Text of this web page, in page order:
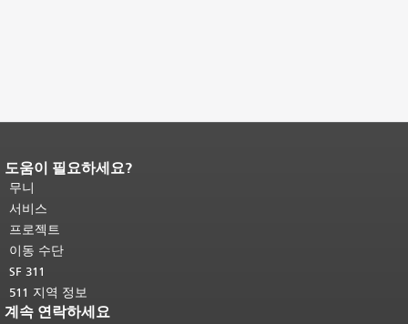
페이지 내용 끝입니다.이 페이지의 나
머지 내용은 모든 페이지에 반복됩니
다.메인 콘텐츠 상단으로 돌아가려면
여기를 클릭하십시오
도움이 필요하세요?
무니
서비스
프로젝트
이동 수단
SF 311
511 지역 정보
계속 연락하세요